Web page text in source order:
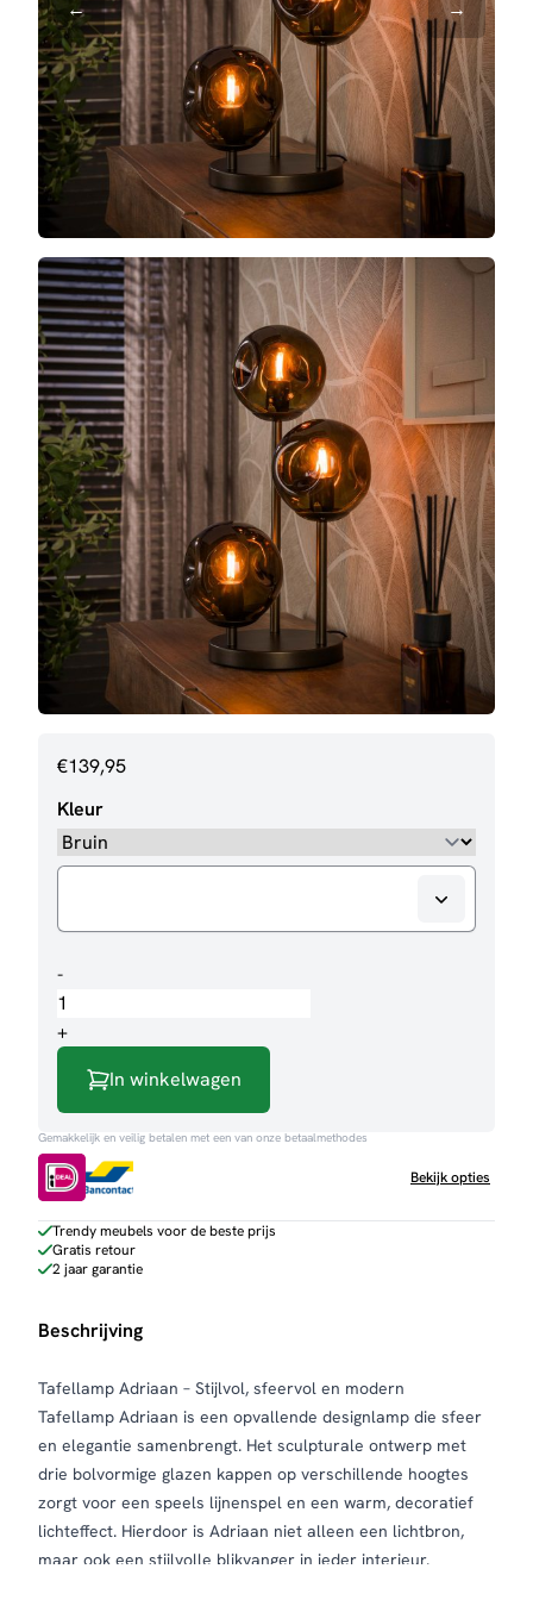
€139,95
Kleur
-Tafellamp
Adriaan
aantal
+
In winkelwagen
Gemakkelijk en veilig betalen met een van onze betaalmethodes
Bekijk opties
Trendy meubels voor de beste prijs
Gratis retour
2 jaar garantie
Beschrijving
Tafellamp Adriaan – Stijlvol, sfeervol en modern
Tafellamp Adriaan is een opvallende designlamp die sfeer
en elegantie samenbrengt. Het sculpturale ontwerp met
drie bolvormige glazen kappen op verschillende hoogtes
zorgt voor een speels lijnenspel en een warm, decoratief
lichteffect. Hierdoor is Adriaan niet alleen een lichtbron,
maar ook een stijlvolle blikvanger in ieder interieur.